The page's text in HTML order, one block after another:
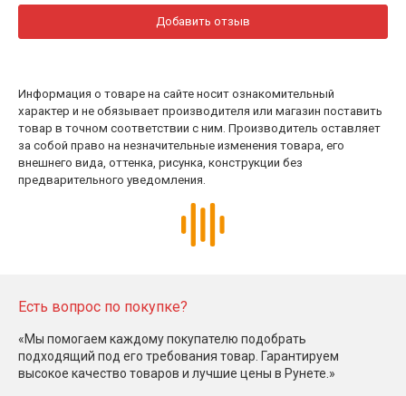
Добавить отзыв
Информация о товаре на сайте носит ознакомительный
характер и не обязывает производителя или магазин поставить
товар в точном соответствии с ним. Производитель оставляет
за собой право на незначительные изменения товара, его
внешнего вида, оттенка, рисунка, конструкции без
предварительного уведомления.
Есть вопрос по покупке?
«Мы помогаем каждому покупателю подобрать
подходящий под его требования товар. Гарантируем
высокое качество товаров и лучшие цены в Рунете.»